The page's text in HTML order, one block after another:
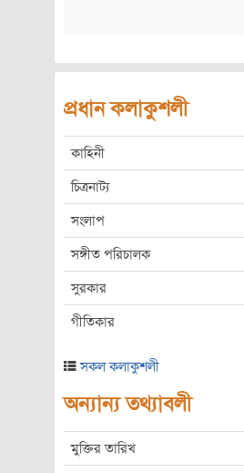
প্রধান কলাকুশলী
কাহিনী
চিত্রনাট্য
সংলাপ
সঙ্গীত পরিচালক
সুরকার
গীতিকার
সকল কলাকুশলী
অন্যান্য তথ্যাবলী
মুক্তির তারিখ